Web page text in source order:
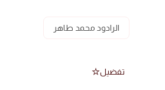
الرادود محمد طاهر
تفضيل